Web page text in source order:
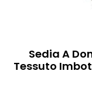
Sedia A
Tessuto